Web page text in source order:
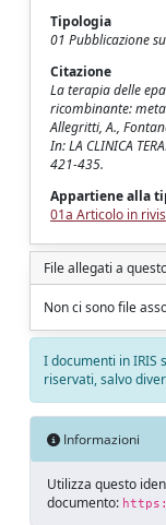
Tipologia
01 Pubblicazione
Citazione
La terapia delle
ricombinante:
Allegritti, A.,
In: LA CLINICA
421-435.
Appartiene alla
01a Articolo in
File allegati a
Non ci sono file
I documenti in IRIS
riservati, salvo
Informazioni
Utilizza questo
documento: